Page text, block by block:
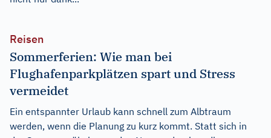
Reisen
Sommerferien: Wie man bei
Flughafenparkplätzen spart und Stress
vermeidet
Ein entspannter Urlaub kann schnell zum Albtraum
werden, wenn die Planung zu kurz kommt. Statt sich in